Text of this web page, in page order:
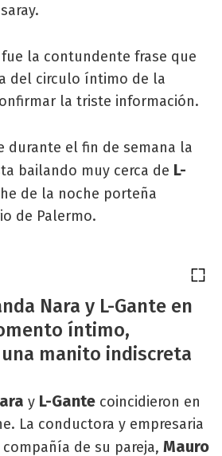
la contundente frase que
del circulo íntimo de la
la triste información.
durante el fin de semana la
bailando muy cerca de L-
de la noche porteña
de Palermo.
Nara y L-Gante en
íntimo,
manito indiscreta
y L-Gante coincidieron en
La conductora y empresaria
de su pareja, Mauro